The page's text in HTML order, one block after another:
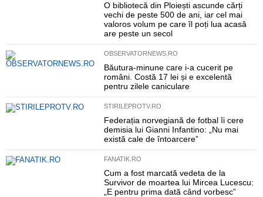
O bibliotecă din Ploiești ascunde cărți
vechi de peste 500 de ani, iar cel mai
valoros volum pe care îl poți lua acasă
are peste un secol
OBSERVATORNEWS.RO
Băutura-minune care i-a cucerit pe
români. Costă 17 lei și e excelentă
pentru zilele caniculare
STIRILEPROTV.RO
Federația norvegiană de fotbal îi cere
demisia lui Gianni Infantino: „Nu mai
există cale de întoarcere”
FANATIK.RO
Cum a fost marcată vedeta de la
Survivor de moartea lui Mircea Lucescu:
„E pentru prima dată când vorbesc”